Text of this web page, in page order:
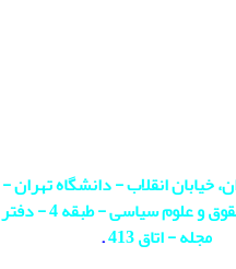
خیابان انقلاب - دانشگاه تهران -
دانشکده حقوق و علوم سیاسی - طبقه 4 - دفتر
مجله - اتاق 413
.